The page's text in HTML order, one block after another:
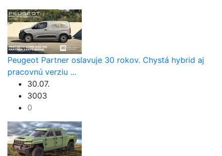
Peugeot Partner oslavuje 30 rokov. Chystá hybrid aj
pracovnú verziu ...
30.07.
3003
0